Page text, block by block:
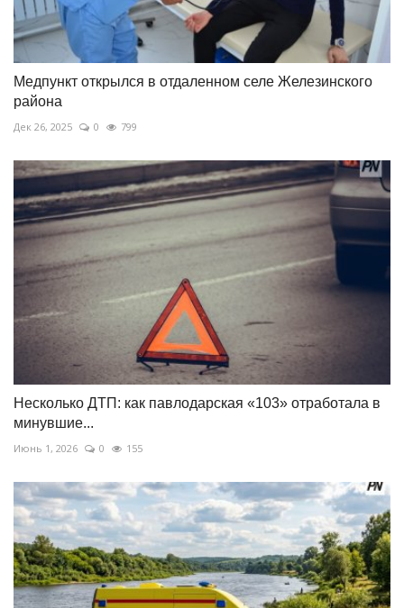
Медпункт открылся в отдаленном селе Железинского
района
Дек 26, 2025 0 799
Несколько ДТП: как павлодарская «103» отработала в
минувшие...
Июнь 1, 2026 0 155